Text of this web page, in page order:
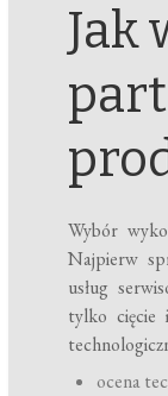
Jak
Wybór
Najpierw
usług
tylko cięcie
ocena